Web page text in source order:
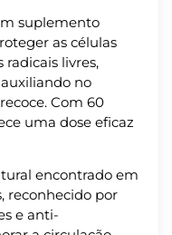
suplemento
as células
radicais livres,
no
Com 60
uma dose eficaz
encontrado em
reconhecido por
e anti-